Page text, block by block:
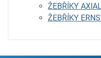
ŽEBŘÍKY
ŽEBŘÍKY